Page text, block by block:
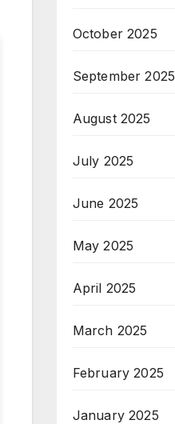
October 2025
September 2025
August 2025
July 2025
June 2025
May 2025
April 2025
March 2025
February 2025
January 2025